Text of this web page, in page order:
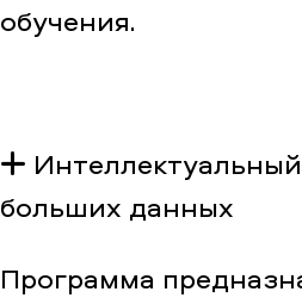
обучения.
больших данных
Программа